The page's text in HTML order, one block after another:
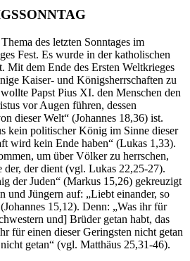
des letzten Sonntages im
Fest. Es wurde in der katholischen
Mit dem Ende des Ersten Weltkrieges
Kaiser- und Königsherrschaften zu
Papst Pius XI. den Menschen den
vor Augen führen, dessen
dieser Welt“ (Johannes 18,36) ist.
kein politischer König im Sinne dieser
wird kein Ende haben“ (Lukas 1,33).
um über Völker zu herrschen,
der, der dient (vgl. Lukas 22,25-27).
der Juden“ (Markus 15,26) gekreuzigt
und Jüngern auf: „Liebt einander, so
15,12). Denn: „Was ihr für
und] Brüder getan habt, das
für einen dieser Geringsten nicht getan
getan“ (vgl. Matthäus 25,31-46).